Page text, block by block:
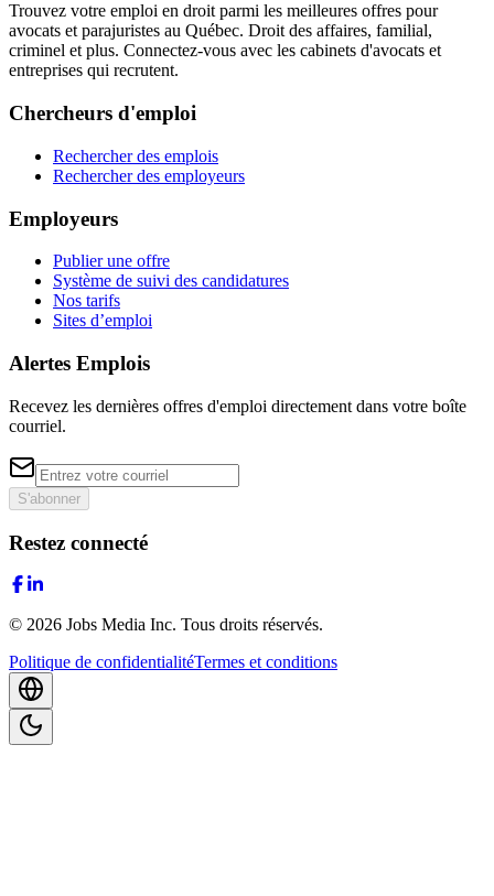
Trouvez votre emploi en droit parmi les meilleures offres pour
avocats et parajuristes au Québec. Droit des affaires, familial,
criminel et plus. Connectez-vous avec les cabinets d'avocats et
entreprises qui recrutent.
Chercheurs d'emploi
Rechercher des emplois
Rechercher des employeurs
Employeurs
Publier une offre
Système de suivi des candidatures
Nos tarifs
Sites d’emploi
Alertes Emplois
Recevez les dernières offres d'emploi directement dans votre boîte
courriel.
S'abonner
Restez connecté
© 2026 Jobs Media Inc. Tous droits réservés.
Politique de confidentialitéTermes et conditions